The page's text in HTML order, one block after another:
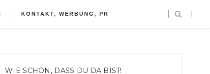
KONTAKT, WERBUNG, PR
WIE SCHÖN, DASS DU DA BIST!